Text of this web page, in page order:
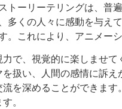
ーリーテリングは、普
くの人々に感動を与え
これにより、アニメー
で、視覚的に楽しませて
扱い、人間の感情に訴え
を深めることができます。
。